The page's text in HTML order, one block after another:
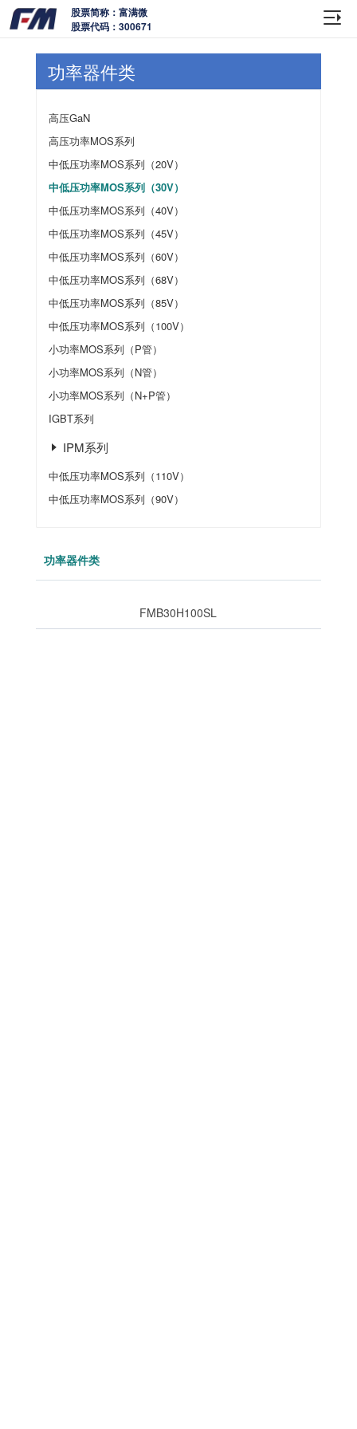
股票简称：富满微
股票代码：300671
功率器件类
高压GaN
高压功率MOS系列
中低压功率MOS系列（20V）
中低压功率MOS系列（30V）
中低压功率MOS系列（40V）
中低压功率MOS系列（45V）
中低压功率MOS系列（60V）
中低压功率MOS系列（68V）
中低压功率MOS系列（85V）
中低压功率MOS系列（100V）
小功率MOS系列（P管）
小功率MOS系列（N管）
小功率MOS系列（N+P管）
IGBT系列
IPM系列
中低压功率MOS系列（110V）
中低压功率MOS系列（90V）
功率器件类
FMB30H100SL